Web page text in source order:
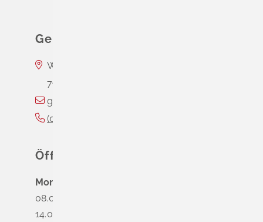
Gemeinde Schliengen
Wasserschloss Entenstein
79418
gemeinde@schliengen.de
(0
Öffnungszeiten
Montag
08.00 - 12.00 Uhr
14.00 - 16.00 Uhr